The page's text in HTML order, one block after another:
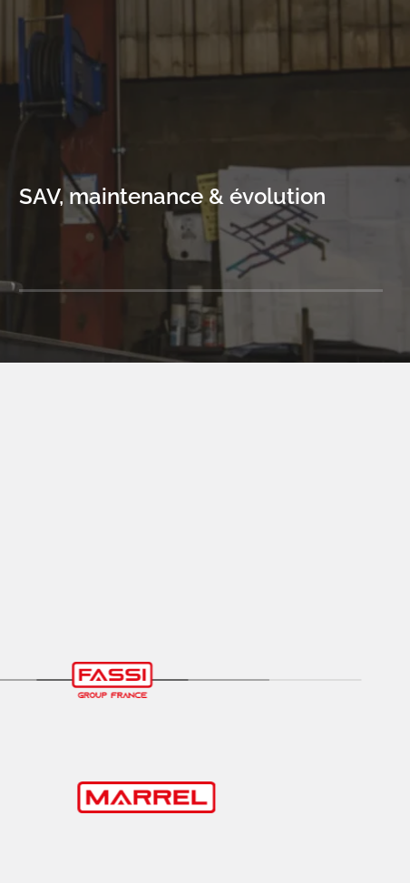
SAV, maintenance & évolution